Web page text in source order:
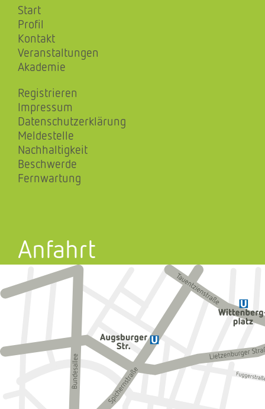
Start
Profil
Kontakt
Veranstaltungen
Akademie
Registrieren
Impressum
Datenschutzerklärung
Meldestelle
Nachhaltigkeit
Beschwerde
Fernwartung
Anfahrt